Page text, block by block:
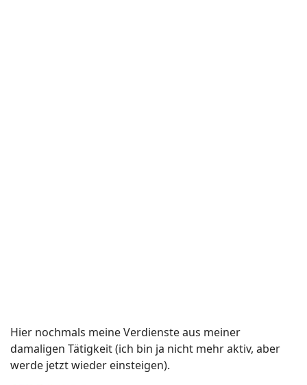
Hier nochmals meine Verdienste aus meiner
damaligen Tätigkeit (ich bin ja nicht mehr aktiv, aber
werde jetzt wieder einsteigen).